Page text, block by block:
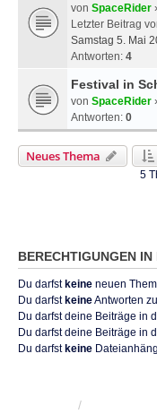
von SpaceRider
Letzter Beitrag
Samstag 5. Mai
Antworten: 4
Festival in
von SpaceRider
Antworten: 0
Neues Thema
5
BERECHTIGUNGEN
Du darfstkeine neuen
Du darfstkeineAntworten
Du darfst deine Beiträge in
Du darfst deine Beiträge in
Du darfstkeine